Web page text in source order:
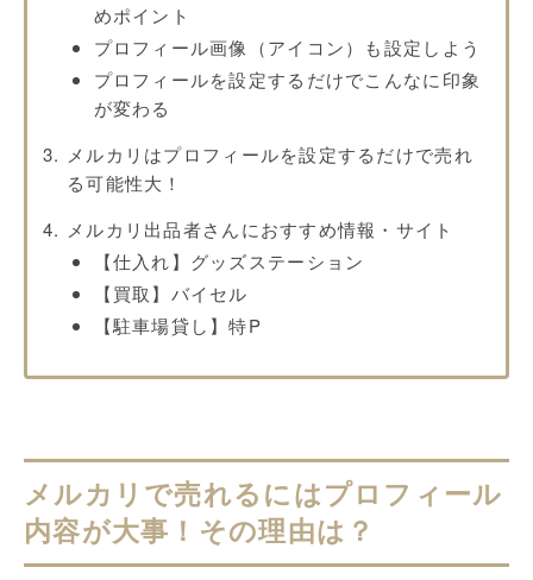
めポイント
プロフィール画像（アイコン）も設定しよう
プロフィールを設定するだけでこんなに印象
が変わる
メルカリはプロフィールを設定するだけで売れ
る可能性大！
メルカリ出品者さんにおすすめ情報・サイト
【仕入れ】グッズステーション
【買取】バイセル
【駐車場貸し】特P
メルカリで売れるにはプロフィール
内容が大事！その理由は？